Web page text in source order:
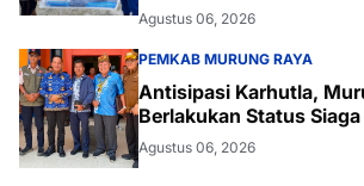
Agustus 06, 2026
PEMKAB MURUNG RAYA
Antisipasi Karhutla,
Berlakukan Status
Agustus 06, 2026